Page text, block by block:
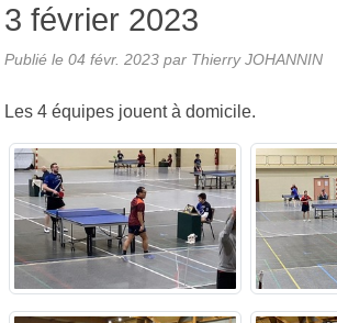
3 février 2023
Publié le 04 févr. 2023 par Thierry JOHANNIN
Les 4 équipes jouent à domicile.